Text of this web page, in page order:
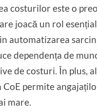
costurilor este o
joacă un rol
automatizarea
dependența de
de costuri. În plus,
permite
mare.